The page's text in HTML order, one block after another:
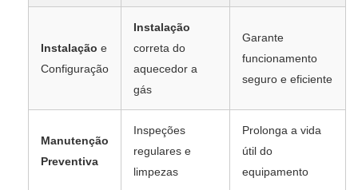
Instalação e
Configuração
Instalação
correta do
aquecedor a
gás
Garante
funcionamento
seguro e eficiente
Manutenção
Preventiva
Inspeções
regulares e
limpezas
Prolonga a vida
útil do
equipamento